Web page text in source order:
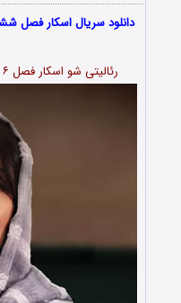
رئالیتی شو اسکار فصل ۶ قسمت اول با اجرای مهران مدیری